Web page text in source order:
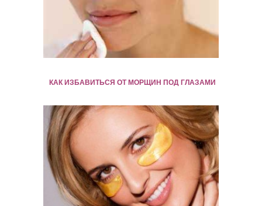
КАК ИЗБАВИТЬСЯ ОТ МОРЩИН ПОД ГЛАЗАМИ